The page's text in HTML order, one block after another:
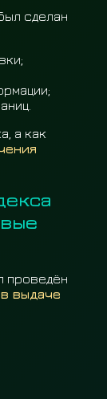
сделан
а как
проведён
выдаче